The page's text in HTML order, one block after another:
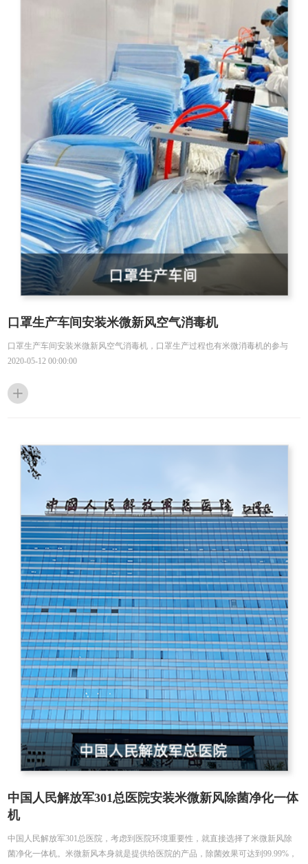
口罩生产车间安装米微新风空气消毒机
口罩生产车间安装米微新风空气消毒机，口罩生产过程也有米微消毒机的参与
2020-05-12 00:00:00
中国人民解放军301总医院安装米微新风除菌净化一体
机
中国人民解放军301总医院，考虑到医院环境重要性，就直接选择了米微新风除
菌净化一体机。米微新风本身就是提供给医院的产品，除菌效果可达到99.99%，